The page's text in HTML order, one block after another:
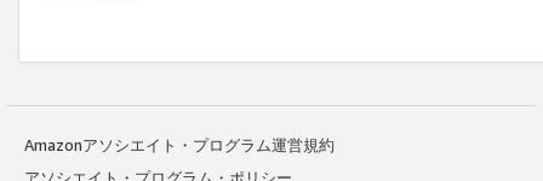
Amazonアソシエイト・プログラム運営規約